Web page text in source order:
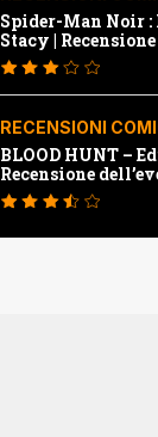
Spider-Man Noir :
Stacy | Recensione
RECENSIONI
BLOOD HUNT –
Recensione
della Marvel